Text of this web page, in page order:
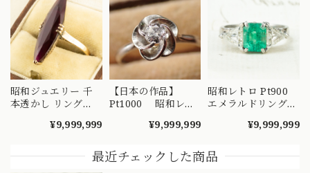
昭和ジュエリー 千
本透かし リング
昭和レトロ 陽刻 赤
指輪 MOR00549
¥9,999,999
【日本の作品】
Pt1000 昭和レト
リング 捻り梅
り 吉祥文様 ～
楚々とした可憐な華
¥9,999,999
昭和レトロ Pt900
エメラルドリング
トカット ダイヤモ
テージジュエリー
～顔まで美しい ト
¥9,999,999
最近チェックした商品